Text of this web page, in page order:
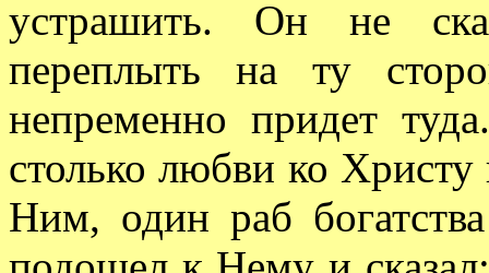
устрашить. Он не
переплыть на ту
непременно придет
столько любви ко Христу
Ним, один раб